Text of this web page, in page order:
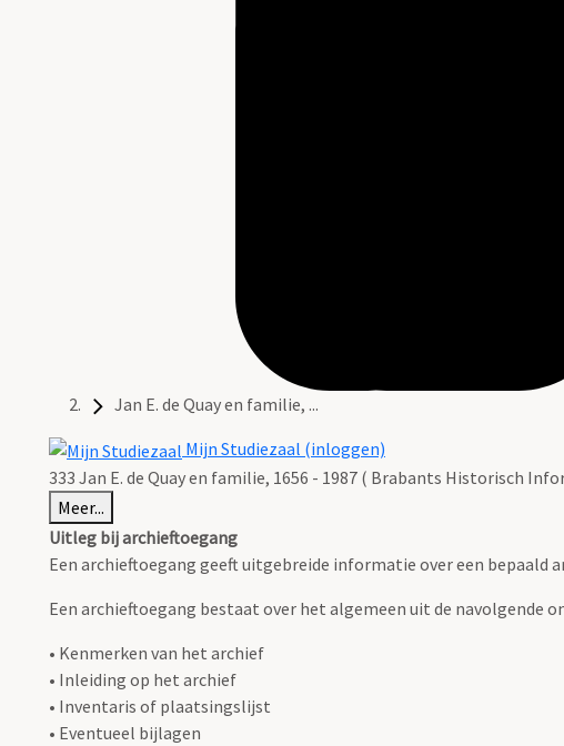
Jan E. de Quay en familie, ...
Mijn Studiezaal (inloggen)
333 Jan E. de Quay en familie, 1656 - 1987 ( Brabants Historisch
Meer...
Uitleg bij archieftoegang
Een archieftoegang geeft uitgebreide informatie over een bepaald
Een archieftoegang bestaat over het algemeen uit de navolgende
• Kenmerken van het archief
• Inleiding op het archief
• Inventaris of plaatsingslijst
• Eventueel bijlagen